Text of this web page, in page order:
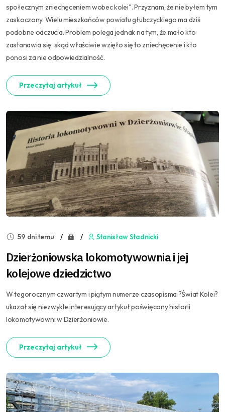
społecznym zniechęceniem wobec kolei". Przyznam, że nie byłem tym
zaskoczony. Wielu mieszkańców powiatu głubczyckiego ma dziś
podobne odczucia. Problem polega jednak na tym, że mało kto
zastanawia się, skąd właściwie wzięło się to zniechęcenie i kto
ponosi za nie odpowiedzialność.
Przeczytaj artykuł
59 dni temu Stanisław Stadnicki
Dzierżoniowska lokomotywownia i jej
kolejowe dziedzictwo
W tegorocznym czwartym i piątym numerze czasopisma ?Świat Kolei?
ukazał się niezwykle interesujący artykuł poświęcony historii
lokomotywowni w Dzierżoniowie.
Przeczytaj artykuł